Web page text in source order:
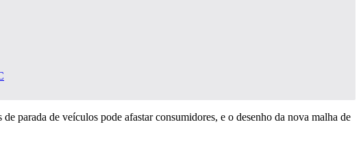
parada de veículos pode afastar consumidores, e o desenho da nova malha de